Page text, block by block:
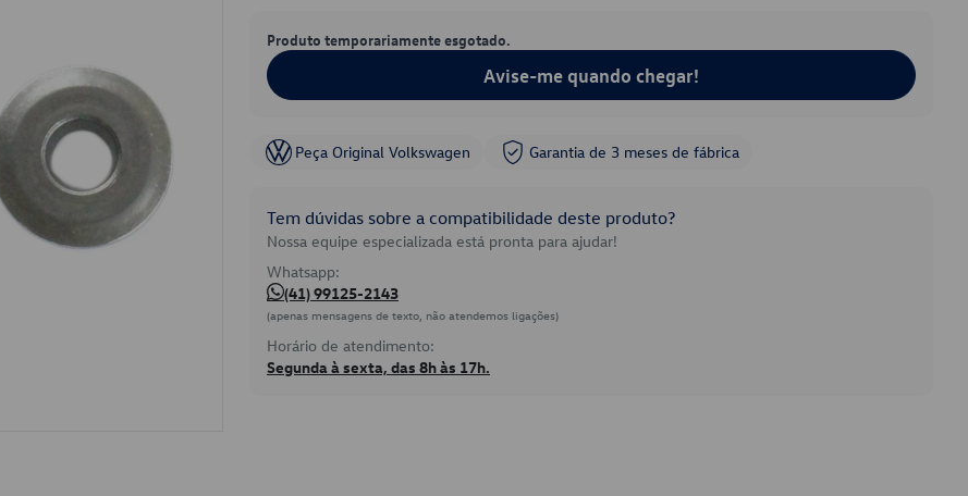
Produto temporariamente esgotado.
Avise-me quando chegar!
Peça Original Volkswagen Garantia de 3 meses de fábrica
Tem dúvidas sobre a compatibilidade deste produto?
Nossa equipe especializada está pronta para ajudar!
Whatsapp:
(41) 99125-2143
(apenas mensagens de texto, não atendemos ligações)
Horário de atendimento:
Segunda à sexta, das 8h às 17h.